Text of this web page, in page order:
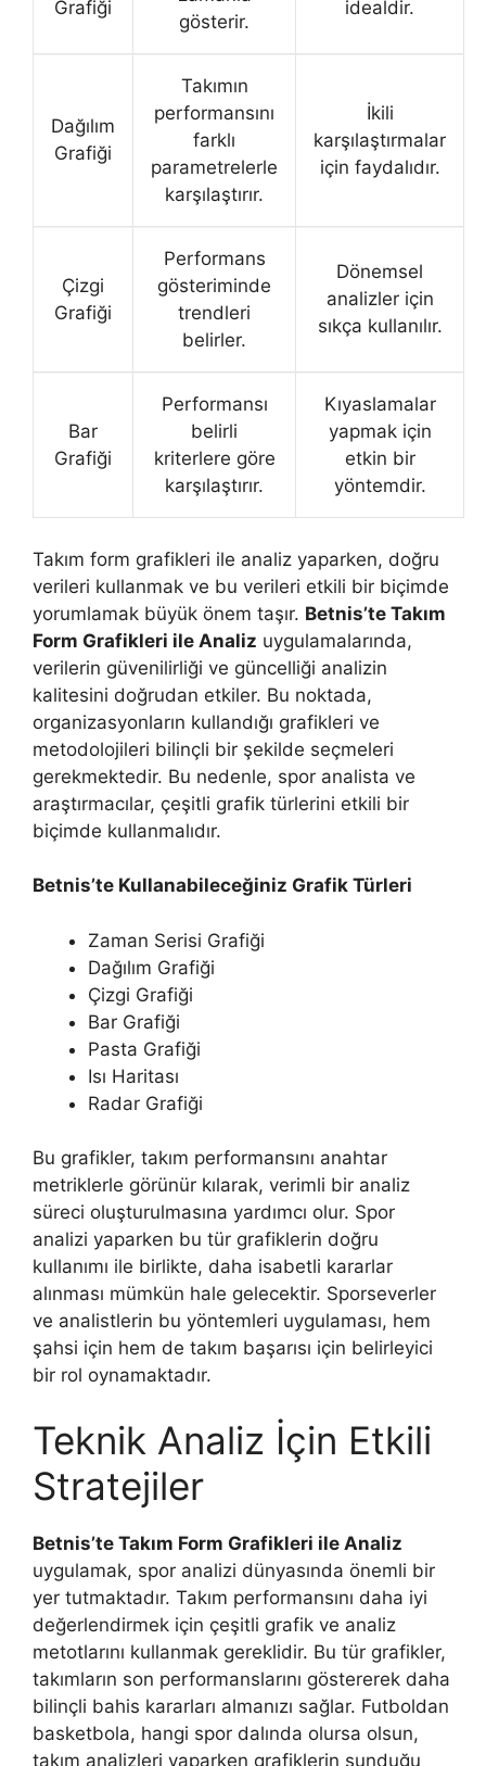
Grafiği
gösterir.
idealdir.
Dağılım
Grafiği
Takımın
performansını
farklı
parametrelerle
karşılaştırır.
İkili
karşılaştırmalar
için faydalıdır.
Çizgi
Grafiği
Performans
gösteriminde
trendleri
belirler.
Dönemsel
analizler için
sıkça kullanılır.
Bar
Grafiği
Performansı
belirli
kriterlere göre
karşılaştırır.
Kıyaslamalar
yapmak için
etkin bir
yöntemdir.
Takım form grafikleri ile analiz yaparken, doğru
verileri kullanmak ve bu verileri etkili bir biçimde
yorumlamak büyük önem taşır. Betnis’te Takım
Form Grafikleri ile Analiz uygulamalarında,
verilerin güvenilirliği ve güncelliği analizin
kalitesini doğrudan etkiler. Bu noktada,
organizasyonların kullandığı grafikleri ve
metodolojileri bilinçli bir şekilde seçmeleri
gerekmektedir. Bu nedenle, spor analista ve
araştırmacılar, çeşitli grafik türlerini etkili bir
biçimde kullanmalıdır.
Betnis’te Kullanabileceğiniz Grafik Türleri
Zaman Serisi Grafiği
Dağılım Grafiği
Çizgi Grafiği
Bar Grafiği
Pasta Grafiği
Isı Haritası
Radar Grafiği
Bu grafikler, takım performansını anahtar
metriklerle görünür kılarak, verimli bir analiz
süreci oluşturulmasına yardımcı olur. Spor
analizi yaparken bu tür grafiklerin doğru
kullanımı ile birlikte, daha isabetli kararlar
alınması mümkün hale gelecektir. Sporseverler
ve analistlerin bu yöntemleri uygulaması, hem
şahsi için hem de takım başarısı için belirleyici
bir rol oynamaktadır.
Teknik Analiz İçin Etkili
Stratejiler
Betnis’te Takım Form Grafikleri ile Analiz
uygulamak, spor analizi dünyasında önemli bir
yer tutmaktadır. Takım performansını daha iyi
değerlendirmek için çeşitli grafik ve analiz
metotlarını kullanmak gereklidir. Bu tür grafikler,
takımların son performanslarını göstererek daha
bilinçli bahis kararları almanızı sağlar. Futboldan
basketbola, hangi spor dalında olursa olsun,
takım analizleri yaparken grafiklerin sunduğu